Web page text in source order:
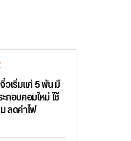
เริ่มแค่ 5 พัน มี
กอบคอมใหม่ ใช้
ลดค่าไฟ